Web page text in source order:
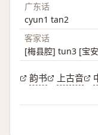
广东话
cyun1 tan2
客家话
[梅县腔] tun3 [宝
韵书 上古音